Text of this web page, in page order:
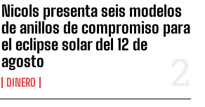
Nicols presenta seis modelos
de anillos de compromiso para
el eclipse solar del 12 de
agosto
DINERO